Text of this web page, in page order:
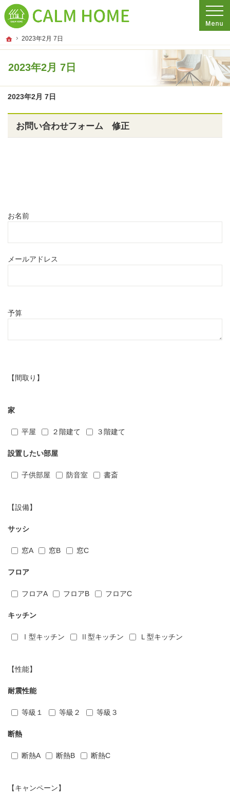
ホーム
2023年2月 7日
2023年2月 7日
プロの目線からご提案。埼玉県さいたま市の注文住宅・新築戸建てを手がける工
埼玉県さいたま市の新築・注文住宅・新築戸建てを手がける工務店ならCALM
2023年2月 7日
お問い合わせフォーム 修正
Contact
お名前
メールアドレス
予算
【間取り】
家
平屋 ２階建て ３階建て
設置したい部屋
子供部屋 防音室 書斎
【設備】
サッシ
窓A 窓B 窓C
フロア
フロアA フロアB フロアC
キッチン
Ⅰ型キッチン Ⅱ型キッチン Ｌ型キッチン
【性能】
耐震性能
等級１ 等級２ 等級３
断熱
断熱A 断熱B 断熱C
【キャンペーン】